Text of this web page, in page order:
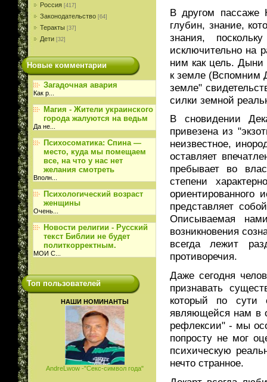
Россия [417]
Законодательство [64]
Теракты [37]
Дети [32]
Новые комментарии
Загадочная авария
Как р
Магия - Жители украинского
города жалуются на ведьм
Да не
Психосоматика: Спина —
место, куда мы помещаем
все, на что у нас нет
желания смотреть
Вполн
Психологический возраст
женщины
Очень
Новости религии - Русский
текст Библии не будет
политкорректным.
МОИ С
Топ пользователей
НАШИ НОМИНАНТЫ
AndreLwow -"Секс-символ года"
В другом пассаже
глубин, знание,
знания,
исключительно на
ним как цель. Дыни
к земле (Вспомним
земле"
силки земной
В сновидении
привезена из
неизвестное,
оставляет
пребывает во
степени
представляет
Описываемая
возникновения
всегда лежит
противоречия.
Даже сегодня
признавать
который по сути
являющейся нам в
рефлексии" - мы
попросту не мог
психическую
нечто странное.